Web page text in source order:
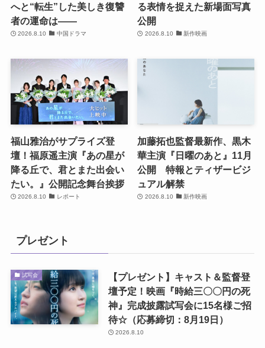
へと“転生”した美しき復讐
者の運命は――
2026.8.10 中国ドラマ
る表情を捉えた新場面写真
公開
2026.8.10 新作映画
福山雅治がサプライズ登
壇！福原遥主演『あの星が
降る丘で、君とまた出会い
たい。』公開記念舞台挨拶
2026.8.10 レポート
加藤拓也監督最新作、黒木
華主演『日曜のあと』11月
公開 特報とティザービジ
ュアル解禁
2026.8.10 新作映画
プレゼント
試写会
【プレゼント】キャスト＆監督登
壇予定！映画『時給三〇〇円の死
神』完成披露試写会に15名様ご招
待☆（応募締切：8月19日）
2026.8.10